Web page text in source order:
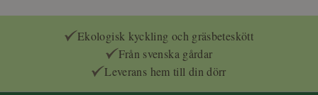
Ekologisk kyckling och gräsbeteskött
Från svenska gårdar
Leverans hem till din dörr